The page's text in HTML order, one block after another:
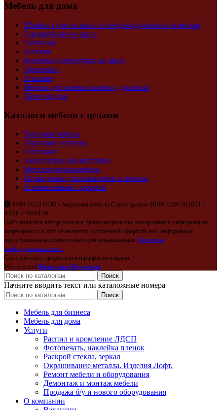
Мебель для дома
Шкафы купе на заказ по индивидуальным размерам
Гардеробные на заказ
Гостиные
Детские
Кухонные гарнитуры на заказ
Прихожие
Спальня
Мебель для ванных комнат, душевых
Перегородки
Каталоги мебели с ценами
Торговая мебель
Торговые системы
Стеллажи
Аксессуары для магазина
Металлическая мебель
Ограждения для магазинов и перила
Алюминиевый профиль
1998-2024 ООО «Академия мебели Сибвитрина» ИНН: 4205381851 /
КПП: 420501001
Сайт является авторским все права защищены, копирование информации
запрещается. Сайт не является публичной офертой, вся информация
представлена исключительно для ознакомления Политика
конфиденциальности
Сайт любезно предоставлен разработчиками
Web-студии Вячеслава Круговых
Поиск
Начните вводить текст или каталожные номера
Поиск
Мебель для бизнеса
Мебель для дома
Услуги
Распил и кромление ЛДСП
Фотопечать, наклейка пленок
Раскрой стекла, зеркал
Окрашивание металла. Изделия Лофт.
Ремонт мебели и оборудования
Демонтаж и монтаж мебели
Продажа б/у и нового оборудования
О компании